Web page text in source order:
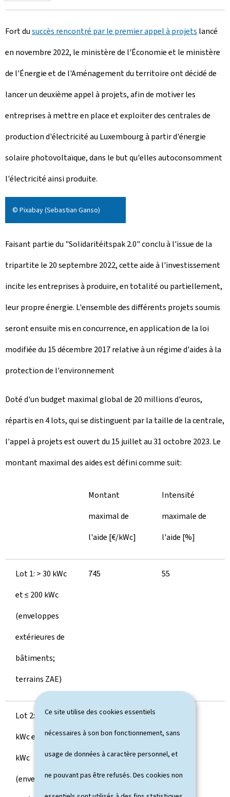
Ce site utilise des cookies essentiels
nécessaires à son bon fonctionnement, sans
usage de données à caractère personnel, et
ne pouvant pas être refusés. Des cookies non
r
é
e
l
e
Fort dusuccès rencontré par le premier appel à projets lancé
en novembre 2022, le ministère de l'Économie et le ministère
de l'Énergie et de l'Aménagement du territoire ont décidé de
lancer un deuxième appel à projets, afin de motiver les
entreprises à mettre en place et exploiter des centrales de
production d'électricité au Luxembourg à partir d'énergie
solaire photovoltaïque, dans le but qu'elles autoconsomment
l'électricité ainsi produite.
© Pixabay (Sebastian Ganso)
Faisant partie du "Solidaritéitspak2.0" conclu à l'issue de la
tripartite le 20 septembre 2022, cette aide à l'investissement
incite les entreprises à produire, en totalité ou partiellement,
leur propre énergie. L'ensemble des différents projets soumis
seront ensuite mis en concurrence, en application de la loi
modifiée du 15 décembre 2017 relative à un régime d'aides à la
protection de l'environnement
Doté d'un budget maximal global de 20 millions d'euros,
répartis en 4 lots, qui se distinguent par la taille de la centrale,
l'appel à projets est ouvert du 15 juillet au 31 octobre 2023. Le
montant maximal des aides est défini comme suit:
Montant
maximal de
l'aide [€/kWc]
Intensité
maximale de
l'aide [%]
Lot 1: > 30 kWc
et ≤ 200 kWc
(enveloppes
extérieures de
bâtiments;
terrains ZAE)
745 55
Lot 2: > 200
kWc et ≤ 500
kWc
(enveloppes
565